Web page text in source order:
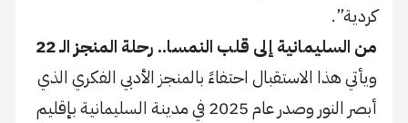
كردية”.
​من السليمانية إلى قلب النمسا.. رحلة المنجز الـ 22
​ويأتي هذا الاستقبال احتفاءً بالمنجز الأدبي الفكري الذي
أبصر النور وصدر عام 2025 في مدينة السليمانية بإقليم